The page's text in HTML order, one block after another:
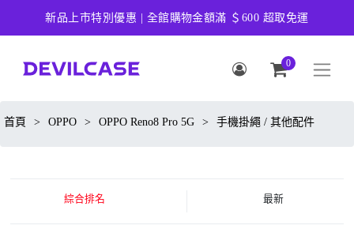
新品上市特別優惠 | 全館購物金額滿 ＄600 超取免運
0
首頁 > OPPO > OPPO Reno8 Pro 5G > 手機掛繩 / 其他配件
綜合排名 最新